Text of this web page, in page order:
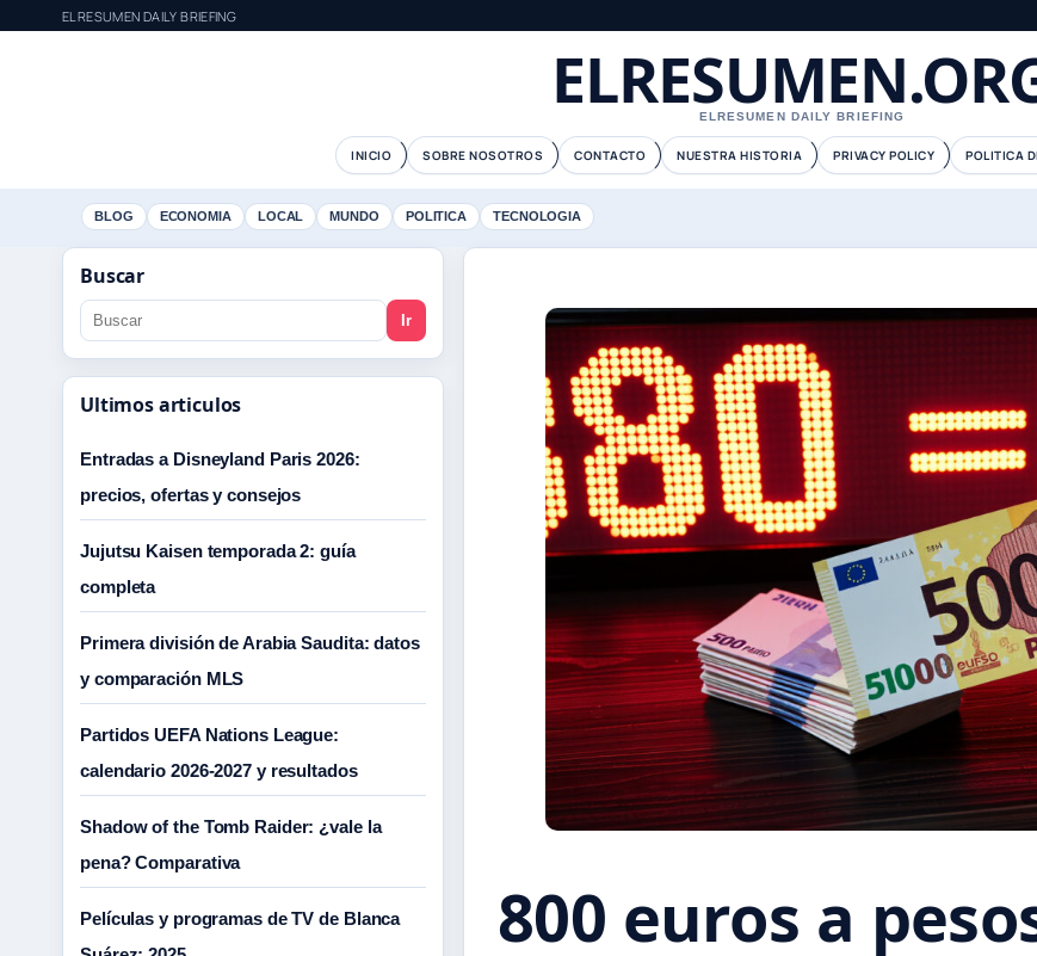
ELRESUMEN DAILY BRIEFING
ELRESUMEN DAILY BRIEFING
INICIO SOBRE NOSOTROS CONTACTO NUESTRA HISTORIA PRIVACY POLICY POLITICA
BLOG ECONOMIA LOCAL MUNDO POLITICA TECNOLOGIA
800 euros a
Buscar
Ir
Ultimos articulos
Entradas a Disneyland Paris 2026:
precios, ofertas y consejos
Jujutsu Kaisen temporada 2: guía
completa
Primera división de Arabia Saudita: datos
y comparación MLS
Partidos UEFA Nations League:
calendario 2026-2027 y resultados
Shadow of the Tomb Raider: ¿vale la
pena? Comparativa
Películas y programas de TV de Blanca